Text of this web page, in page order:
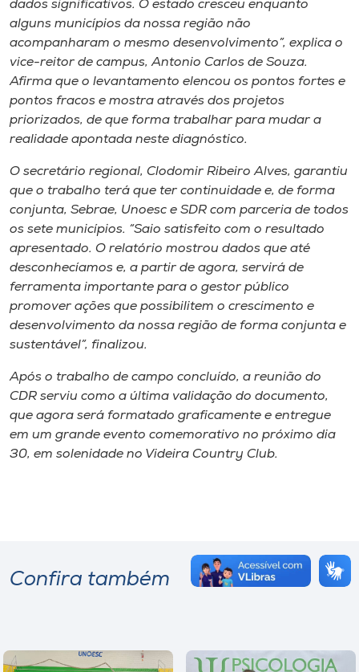
dados significativos. O estado cresceu enquanto
alguns municípios da nossa região não
acompanharam o mesmo desenvolvimento”, explica o
vice-reitor de campus, Antonio Carlos de Souza.
Afirma que o levantamento elencou os pontos fortes e
pontos fracos e mostra através dos projetos
priorizados, de que forma trabalhar para mudar a
realidade apontada neste diagnóstico.
O secretário regional, Clodomir Ribeiro Alves, garantiu
que o trabalho terá que ter continuidade e, de forma
conjunta, Sebrae, Unoesc e SDR com parceria de todos
os sete municípios. “Saio satisfeito com o resultado
apresentado. O relatório mostrou dados que até
desconhecíamos e, a partir de agora, servirá de
ferramenta importante para o gestor público
promover ações que possibilitem o crescimento e
desenvolvimento da nossa região de forma conjunta e
sustentável”, finalizou.
Após o trabalho de campo concluído, a reunião do
CDR serviu como a última validação do documento,
que agora será formatado graficamente e entregue
em um grande evento comemorativo no próximo dia
30, em solenidade no Videira Country Club.
Confira também